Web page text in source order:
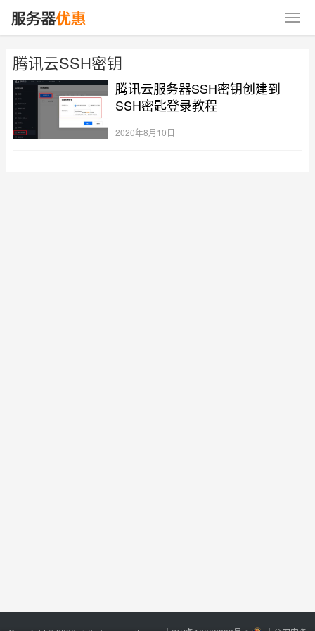
腾讯云SSH密钥
腾讯云服务器SSH密钥创建到
SSH密匙登录教程
2020年8月10日